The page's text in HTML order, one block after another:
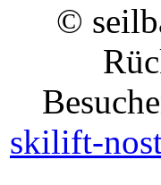
©
skilift-